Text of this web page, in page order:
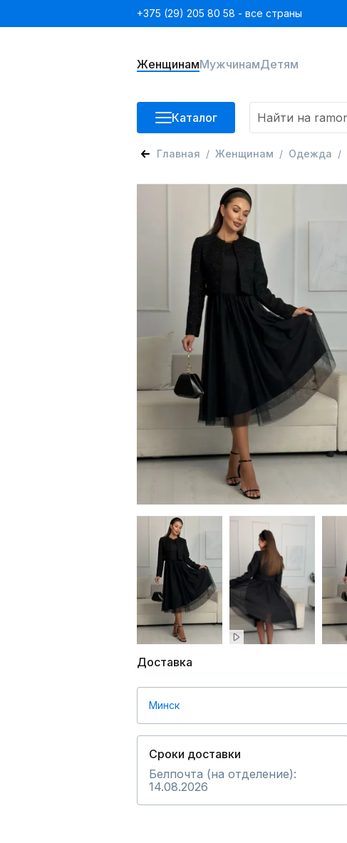
+375 (29) 205 80 58 - все страны
ЖенщинамМужчинамДетям
Каталог
Главная Женщинам Одежда
Доставка
Минск
Сроки доставки
Белпочта (на отделение):
14.08.2026